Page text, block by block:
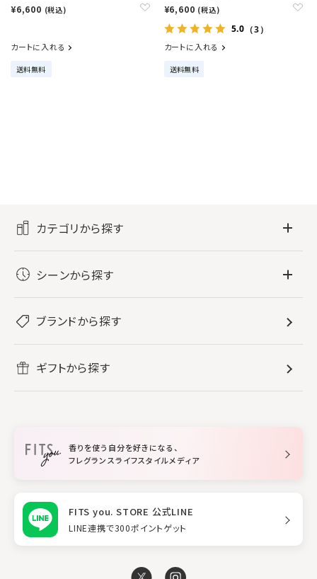
¥6,600 (税込)
カートに入れる
送料無料
¥6,600 (税込)
5.0 （3）
カートに入れる
送料無料
カテゴリから探す
レディース香水
メンズ香水
ボディミスト・スプレー
バス・ボディケア
すべてのバス・ボディケア
ボディ・ハンドクリーム
入浴剤
ホームフレグランス
ルームフレグランス
スタイリング
シーンから探す
リフレッシュしたい
ブランドから探す
ギフトから探す
香りを使う自分を好きになる、
フレグランスライフスタイルメディア
FITS you. STORE 公式LINE
LINE連携で300ポイントゲット